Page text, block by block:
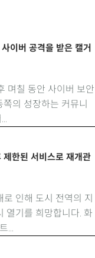
이버 공격을 받은 캘거
며칠 동안 사이버 보안
의 성장하는 커뮤니
한된 서비스로 재개관
인해 도시 전역의 지
열기를 희망합니다. 화
...